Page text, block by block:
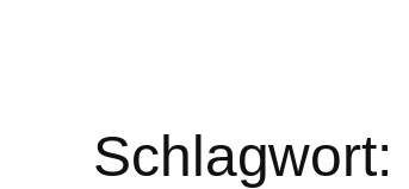
Schlagwort: